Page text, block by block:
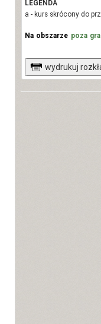
LEGENDA
a - kurs skrócony do
Na obszarze poza
wydrukuj